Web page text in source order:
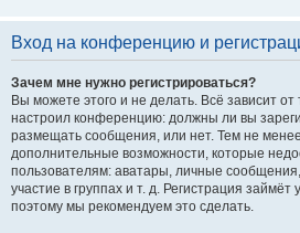
Вход на конференцию и
Зачем мне нужно регистрироваться?
Вы можете этого и не делать. Всё зависит от
настроил конференцию: должны ли вы
размещать сообщения, или нет. Тем не
дополнительные возможности, которые
пользователям: аватары, личные
участие в группах и т. д. Регистрация займёт
поэтому мы рекомендуем это сделать.